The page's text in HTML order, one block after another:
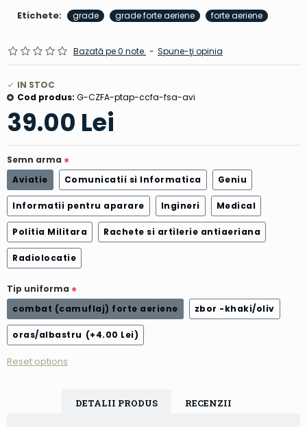
Etichete: grade grade forte aeriene forte aeriene
Bazată pe 0 note. - Spune-ţi opinia
39.00 Lei
IN STOC
Cod produs: G-CZFA-ptap-ccfa-fsa-avi
Semn arma
Aviatie
Comunicatii si Informatica Geniu
Informatii pentru aparare Ingineri Medical
Politia Militara Rachete si artilerie antiaeriana
Radiolocatie
Tip uniforma
combat (camuflaj) forte aeriene
zbor -khaki/oliv
oras/albastru (+4.00 Lei)
Reset options
DETALII PRODUS RECENZII